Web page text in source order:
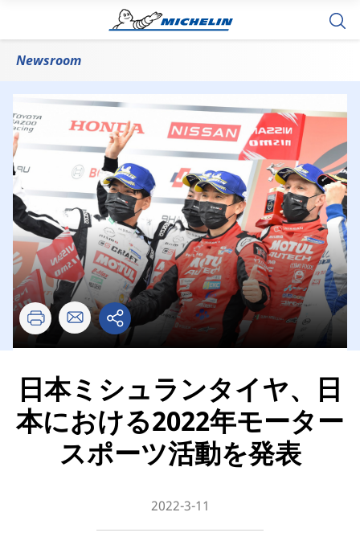
Newsroom
日本ミシュランタイヤ、日
本における2022年モーター
スポーツ活動を発表
2022-3-11